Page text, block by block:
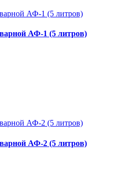
АФ-1 (5 литров)
АФ-2 (5 литров)